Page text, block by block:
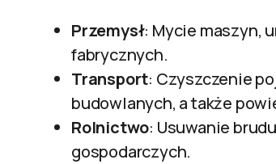
Przemysł: Mycie maszyn,
fabrycznych.
Transport: Czyszczenie
budowlanych, a także
Rolnictwo: Usuwanie
gospodarczych.